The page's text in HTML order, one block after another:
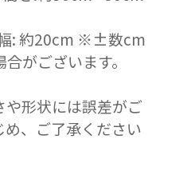
: 約20cm ※±数cm
がございます。
形状には誤差がご
め、ご了承ください